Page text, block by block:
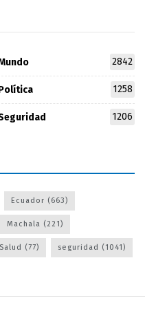
2842
1258
1206
Ecuador (663)
Machala (221)
Salud (77) seguridad (1041)